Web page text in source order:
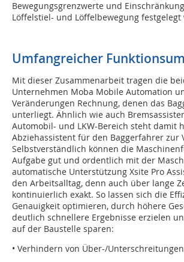
Bewegungsgrenzwerte und
Löffelstiel- und Löffelbewegung festgelegt
Umfangreicher
Mit dieser Zusammenarbeit tragen die
Unternehmen Moba Mobile Automation
Veränderungen Rechnung, denen das
unterliegt. Ähnlich wie auch
Automobil- und LKW-Bereich steht damit
Abziehassistent für den Baggerfahrer zur
Selbstverständlich können die
Aufgabe gut und ordentlich mit der
automatische Unterstützung Xsite Pro
den Arbeitsalltag, denn auch über lange
kontinuierlich exakt. So lassen sich die
Genauigkeit optimieren, durch höhere
deutlich schnellere Ergebnisse erzielen
auf der Baustelle sparen:
• Verhindern von Über-/